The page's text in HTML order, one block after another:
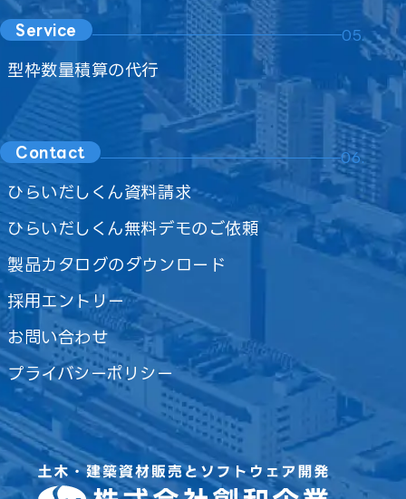
Service 05.
型枠数量積算の代行
Contact 06.
ひらいだしくん資料請求
ひらいだしくん無料デモのご依頼
製品カタログのダウンロード
採用エントリー
お問い合わせ
プライバシーポリシー